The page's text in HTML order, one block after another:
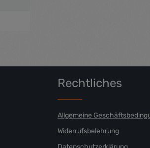
Rechtliches
Allgemeine
Widerrufsbelehrung